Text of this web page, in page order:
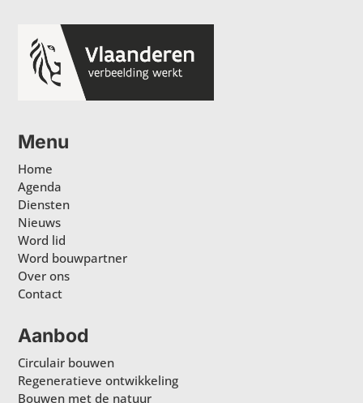
Menu
Home
Agenda
Diensten
Nieuws
Word lid
Word bouwpartner
Over ons
Contact
Aanbod
Circulair bouwen
Regeneratieve ontwikkeling
Bouwen met de natuur